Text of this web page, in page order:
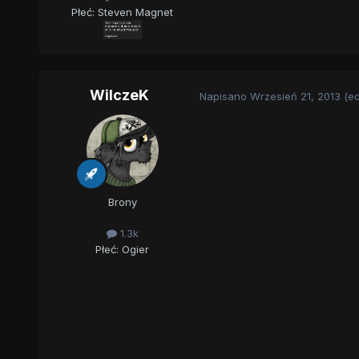
Płeć: Steven Magnet
WilczeK
Brony
1.3k
Płeć: Ogier
Napisano Wrzesień 21, 2013